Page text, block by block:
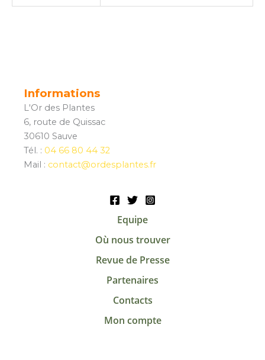
Informations
L'Or des Plantes
6, route de Quissac
30610 Sauve
Tél. : 04 66 80 44 32
Mail : contact@ordesplantes.fr
Equipe
Où nous trouver
Revue de Presse
Partenaires
Contacts
Mon compte